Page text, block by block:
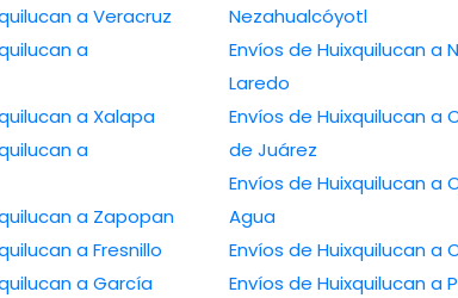
a Veracruz
a
a Xalapa
a
a Zapopan
a Fresnillo
a García
Nezahualcóyotl
Envíos de Huixquilucan a
Laredo
Envíos de Huixquilucan a
de Juárez
Envíos de Huixquilucan a
Agua
Envíos de Huixquilucan a
Envíos de Huixquilucan a